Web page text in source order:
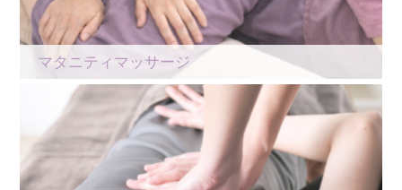
マタニティマッサージ